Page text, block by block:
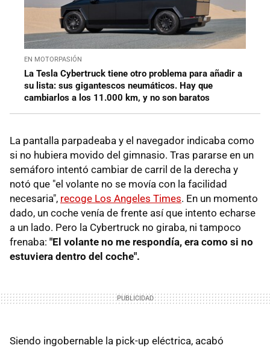
EN MOTORPASIÓN
La Tesla Cybertruck tiene otro problema para añadir a
su lista: sus gigantescos neumáticos. Hay que
cambiarlos a los 11.000 km, y no son baratos
La pantalla parpadeaba y el navegador indicaba como
si no hubiera movido del gimnasio. Tras pararse en un
semáforo intentó cambiar de carril de la derecha y
notó que "el volante no se movía con la facilidad
necesaria", recoge Los Angeles Times. En un momento
dado, un coche venía de frente así que intento echarse
a un lado. Pero la Cybertruck no giraba, ni tampoco
frenaba: "El volante no me respondía, era como si no
estuviera dentro del coche".
Siendo ingobernable la pick-up eléctrica, acabó